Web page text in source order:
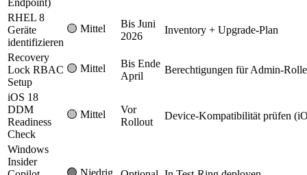
RHEL 8
Geräte
identifizieren
🟡 Mittel
Bis Juni
2026
Inventory + Upgrade-Plan
Recovery
Lock RBAC
Setup
🟡 Mittel
Bis Ende
April
Berechtigungen für Admin-
iOS 18
DDM
Readiness
Check
🟡 Mittel
Vor
Rollout
Device-Kompatibilität prüfen
Windows
Insider
🟢 Niedrig